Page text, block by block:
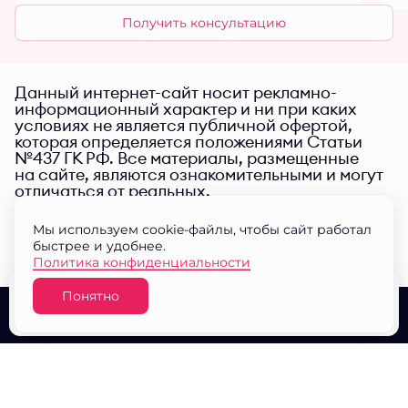
Получить консультацию
Данный интернет-сайт носит рекламно-
информационный характер и ни при каких
условиях не является публичной офертой,
которая определяется положениями Статьи
№437 ГК РФ. Все материалы, размещенные
на сайте, являются ознакомительными и могут
отличаться от реальных.
О проекте Выбор квартир
Мы используем cookie-файлы, чтобы сайт работал
быстрее и удобнее.
Политика конфиденциальности
Понятно